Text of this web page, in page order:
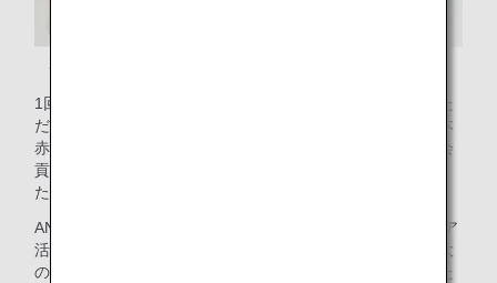
2021年3月の販売開始当初から2022年3月までのデザイン
1回100円のガチャガチャは、月間平均約700個もご購入いた
だいており、得られた収益金を小児がん患者支援施設や日本
赤十字社へ寄付しています。このガチャガチャを使った社会
貢献は、ANA神戸空港所長の谷さんの提案から始まりまし
た。
ANA神戸空港では、2013年より毎年、神戸でのボランティア
活動に参加していましたが、新型コロナウイルス感染症拡大
の影響でそれが叶わなくなってしまいました。そこで、新た